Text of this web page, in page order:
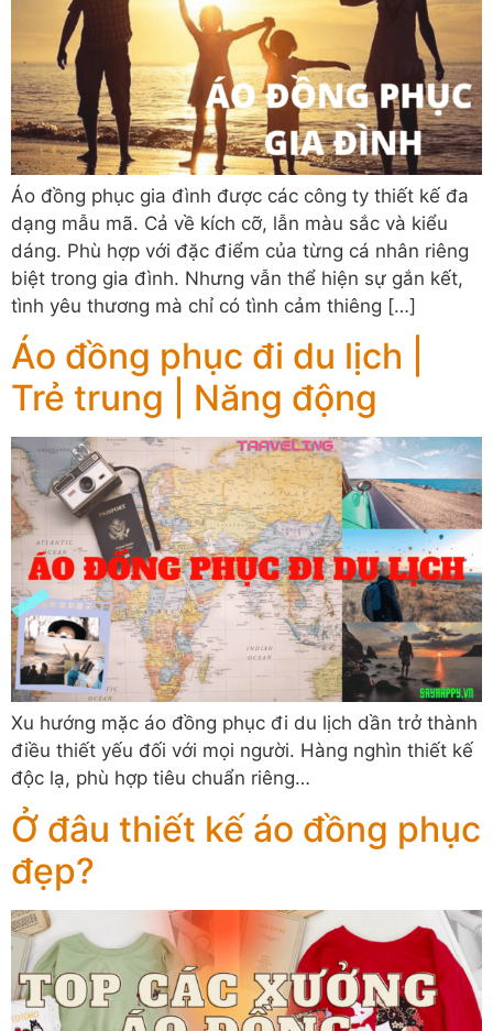
Áo đồng phục gia đình được các công ty thiết kế đa
dạng mẫu mã. Cả về kích cỡ, lẫn màu sắc và kiểu
dáng. Phù hợp với đặc điểm của từng cá nhân riêng
biệt trong gia đình. Nhưng vẫn thể hiện sự gắn kết,
tình yêu thương mà chỉ có tình cảm thiêng […]
Áo đồng phục đi du lịch |
Trẻ trung | Năng động
Xu hướng mặc áo đồng phục đi du lịch dần trở thành
điều thiết yếu đối với mọi người. Hàng nghìn thiết kế
độc lạ, phù hợp tiêu chuẩn riêng…
Ở đâu thiết kế áo đồng phục
đẹp?